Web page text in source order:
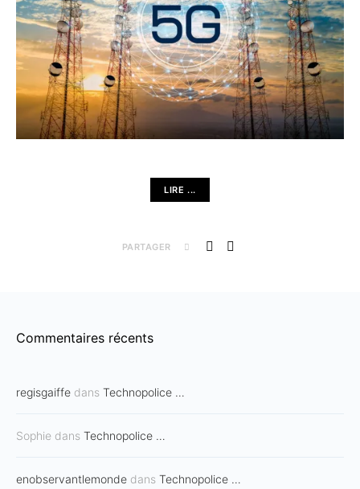
LIRE ...
PARTAGER
Commentaires récents
regisgaiffe dans Technopolice …
Sophie dans Technopolice …
enobservantlemonde dans Technopolice …